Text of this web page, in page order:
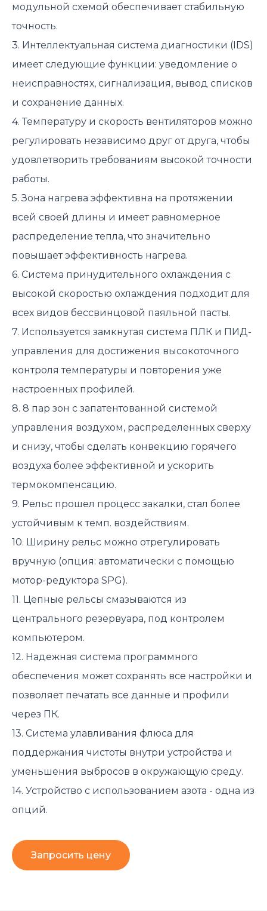
модульной схемой обеспечивает стабильную
точность.
3. Интеллектуальная система диагностики (IDS)
имеет следующие функции: уведомление о
неисправностях, сигнализация, вывод списков
и сохранение данных.
4. Температуру и скорость вентиляторов можно
регулировать независимо друг от друга, чтобы
удовлетворить требованиям высокой точности
работы.
5. Зона нагрева эффективна на протяжении
всей своей длины и имеет равномерное
распределение тепла, что значительно
повышает эффективность нагрева.
6. Система принудительного охлаждения с
высокой скоростью охлаждения подходит для
всех видов бессвинцовой паяльной пасты.
7. Используется замкнутая система ПЛК и ПИД-
управления для достижения высокоточного
контроля температуры и повторения уже
настроенных профилей.
8. 8 пар зон с запатентованной системой
управления воздухом, распределенных сверху
и снизу, чтобы сделать конвекцию горячего
воздуха более эффективной и ускорить
термокомпенсацию.
9. Рельс прошел процесс закалки, стал более
устойчивым к темп. воздействиям.
10. Ширину рельс можно отрегулировать
вручную (опция: автоматически с помощью
мотор-редуктора SPG).
11. Цепные рельсы смазываются из
центрального резервуара, под контролем
компьютером.
12. Надежная система программного
обеспечения может сохранять все настройки и
позволяет печатать все данные и профили
через ПК.
13. Система улавливания флюса для
поддержания чистоты внутри устройства и
уменьшения выбросов в окружающую среду.
14. Устройство с использованием азота - одна из
опций.
Запросить цену